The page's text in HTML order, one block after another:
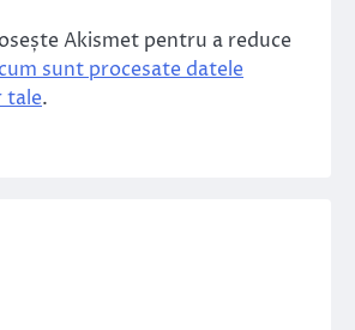
Akismet pentru a reduce
sunt procesate datele
tale.